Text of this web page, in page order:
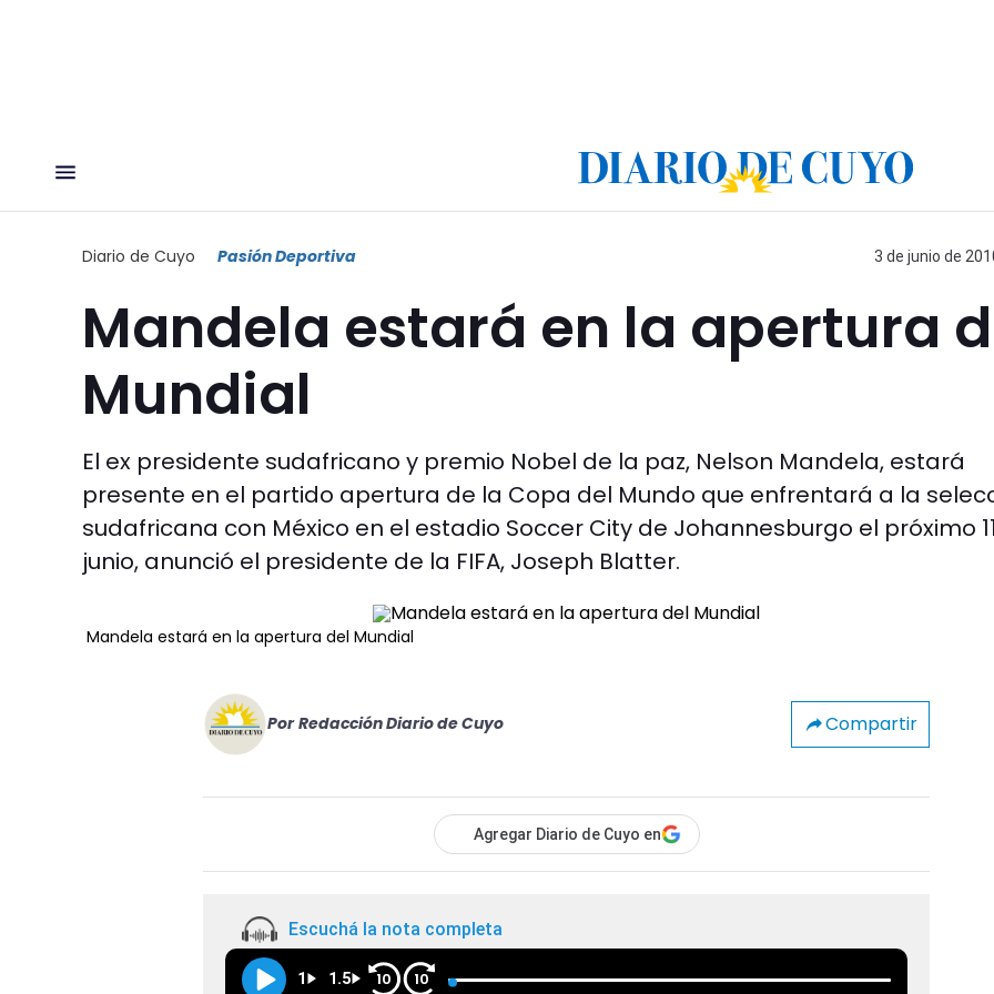
Diario de Cuyo Pasión Deportiva 3 de junio de
Mandela estará en la apertura
Mundial
El ex presidente sudafricano y premio Nobel de la paz, Nelson Mandela, estará
presente en el partido apertura de la Copa del Mundo que enfrentará a la
sudafricana con México en el estadio Soccer City de Johannesburgo el próximo
junio, anunció el presidente de la FIFA, Joseph Blatter.
Mandela estará en la apertura del Mundial
Por Redacción Diario de Cuyo Compartir
Agregar Diario de Cuyo en
Escuchá la nota completa
1 1.5 10 10